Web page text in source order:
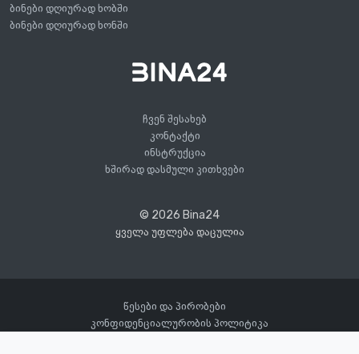
60
ჩვენ შესახებ
კონტაქტი
ინსტრუქცია
ხშირად დასმული კითხვები
© 2026 Bina24
ყველა უფლება დაცულია
ბინები დღიურად ხობში
ბინები დღიურად ხონში
წესები და პირობები
კონფიდენციალურობის პოლიტიკა